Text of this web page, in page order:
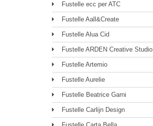
Fustelle ecc per ATC
Fustelle Aall&Create
Fustelle Alua Cid
Fustelle ARDEN Creative Studio
Fustelle Artemio
Fustelle Aurelie
Fustelle Beatrice Garni
Fustelle Carlijn Design